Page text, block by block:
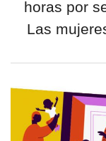
horas por
Las